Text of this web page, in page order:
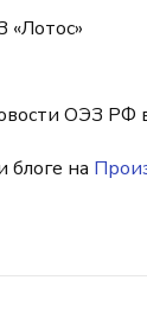
«Лотос»
ОЭЗ РФ
блоге на